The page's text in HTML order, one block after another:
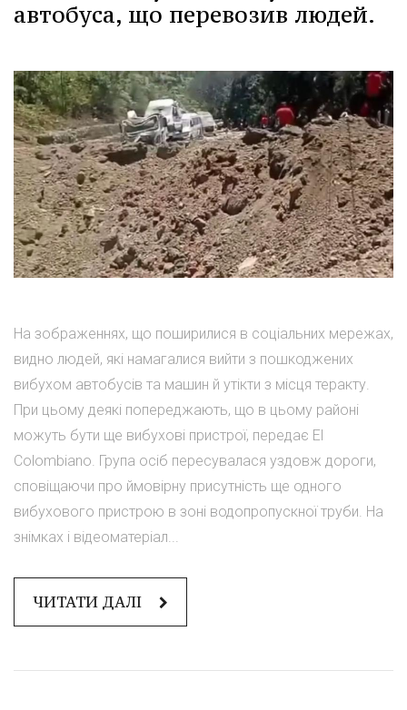
автобуса, що перевозив людей.
На зображеннях, що поширилися в соціальних мережах,
видно людей, які намагалися вийти з пошкоджених
вибухом автобусів та машин й утікти з місця теракту.
При цьому деякі попереджають, що в цьому районі
можуть бути ще вибухові пристрої, передає El
Colombiano. Група осіб пересувалася уздовж дороги,
сповіщаючи про ймовірну присутність ще одного
вибухового пристрою в зоні водопропускної труби. На
знімках і відеоматеріал...
ЧИТАТИ ДАЛІ